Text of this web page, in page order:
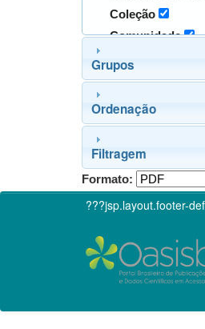
Coleção
Comunidade
Grupos
Ordenação
Filtragem
Formato:
???jsp.layout.footer-